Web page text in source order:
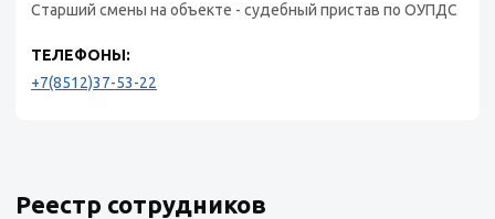
Старший смены на объекте - судебный пристав по ОУПДС
ТЕЛЕФОНЫ:
+7(8512)37-53-22
Реестр сотрудников